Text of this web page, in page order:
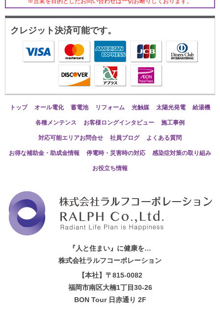
クレジット決済可能です。
トップ オール電化 蓄電池 リフォーム 光触媒 太陽光発電 給湯機
各種メンテンス お客様ロングインタビュー 施工事例
対応可能エリアお問合せ 社員ブログ よくある質問
お得な補助金・助成金情報 停電時・災害時の対応 感染症対策の取り組み
お役立ち情報
『人と住まい』に健康を…
株式会社ラルフコーポレーション
【本社】〒815-0082
福岡市南区大楠1丁目30-26
BON Tour 日赤通り 2F